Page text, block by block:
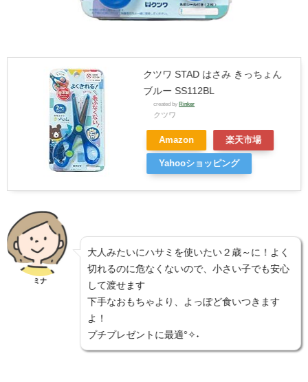
クツワ STAD はさみ きっちょん
ブルー SS112BL
created byRinker
クツワ
Amazon 楽天市場
Yahooショッピング
ミナ
大人みたいにハサミを使いたい２歳～に！よく
切れるのに危なくないので、小さい子でも安心
して渡せます
下手なおもちゃより、よっぽど食いつきます
よ！
プチプレゼントに最適°✧˖